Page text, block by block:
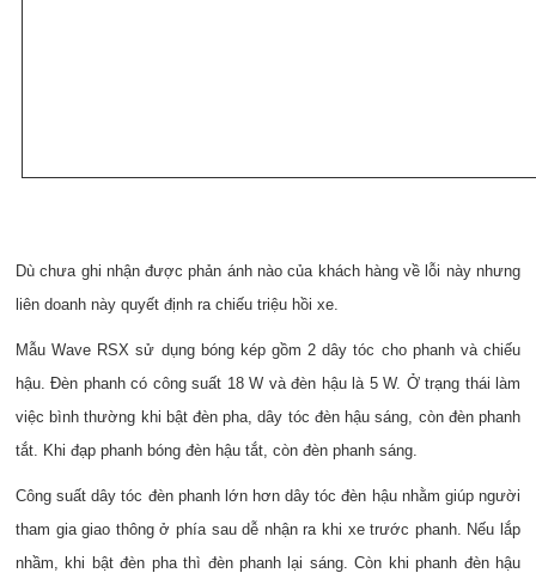
Dù chưa ghi nhận được phản ánh nào của khách hàng về lỗi này nhưng
liên doanh này quyết định ra chiếu triệu hồi xe.
Mẫu Wave RSX sử dụng bóng kép gồm 2 dây tóc cho phanh và chiếu
hậu. Đèn phanh có công suất 18 W và đèn hậu là 5 W. Ở trạng thái làm
việc bình thường khi bật đèn pha, dây tóc đèn hậu sáng, còn đèn phanh
tắt. Khi đạp phanh bóng đèn hậu tắt, còn đèn phanh sáng.
Công suất dây tóc đèn phanh lớn hơn dây tóc đèn hậu nhằm giúp người
tham gia giao thông ở phía sau dễ nhận ra khi xe trước phanh. Nếu lắp
nhầm, khi bật đèn pha thì đèn phanh lại sáng. Còn khi phanh đèn hậu